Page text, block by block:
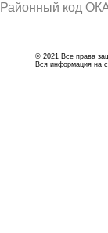
Районный код
© 2021 Все права
Вся информация на